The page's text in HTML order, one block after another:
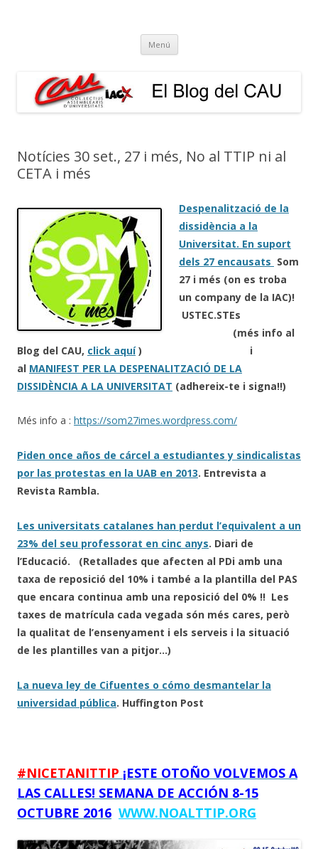
Menú Vés
contingut
Notícies 30 set., 27 i més, No al TTIP ni al
CETA i més
Despenalització de la
dissidència a la
Universitat. En suport
dels 27 encausats Som
27 i més (on es troba
un company de la IAC)!
USTEC.STEs
(més info al
Blog del CAU, click aquí) i
al MANIFEST PER LA DESPENALITZACIÓ DE LA
DISSIDÈNCIA A LA UNIVERSITAT (adhereix-te i signa!!)
Més info a : https://som27imes.wordpress.com/
Piden once años de cárcel a estudiantes y sindicalistas
por las protestas en la UAB en 2013. Entrevista a
Revista Rambla.
Les universitats catalanes han perdut l’equivalent a un
23% del seu professorat en cinc anys. Diari de
l’Educació. (Retallades que afecten al PDi amb una
taxa de reposició del 10% i també a la plantilla del PAS
que encara continua amb una reposició del 0% !! Les
taxes de matrícula cada vegada són més cares, però
la qualitat de l’ensenyament i els serveis i la situació
de les plantilles van a pitjor…)
La nueva ley de Cifuentes o cómo desmantelar la
universidad pública. Huffington Post
#NICETANITTIP ¡ESTE OTOÑO VOLVEMOS A
LAS CALLES! SEMANA DE ACCIÓN 8-15
OCTUBRE 2016 WWW.NOALTTIP.ORG